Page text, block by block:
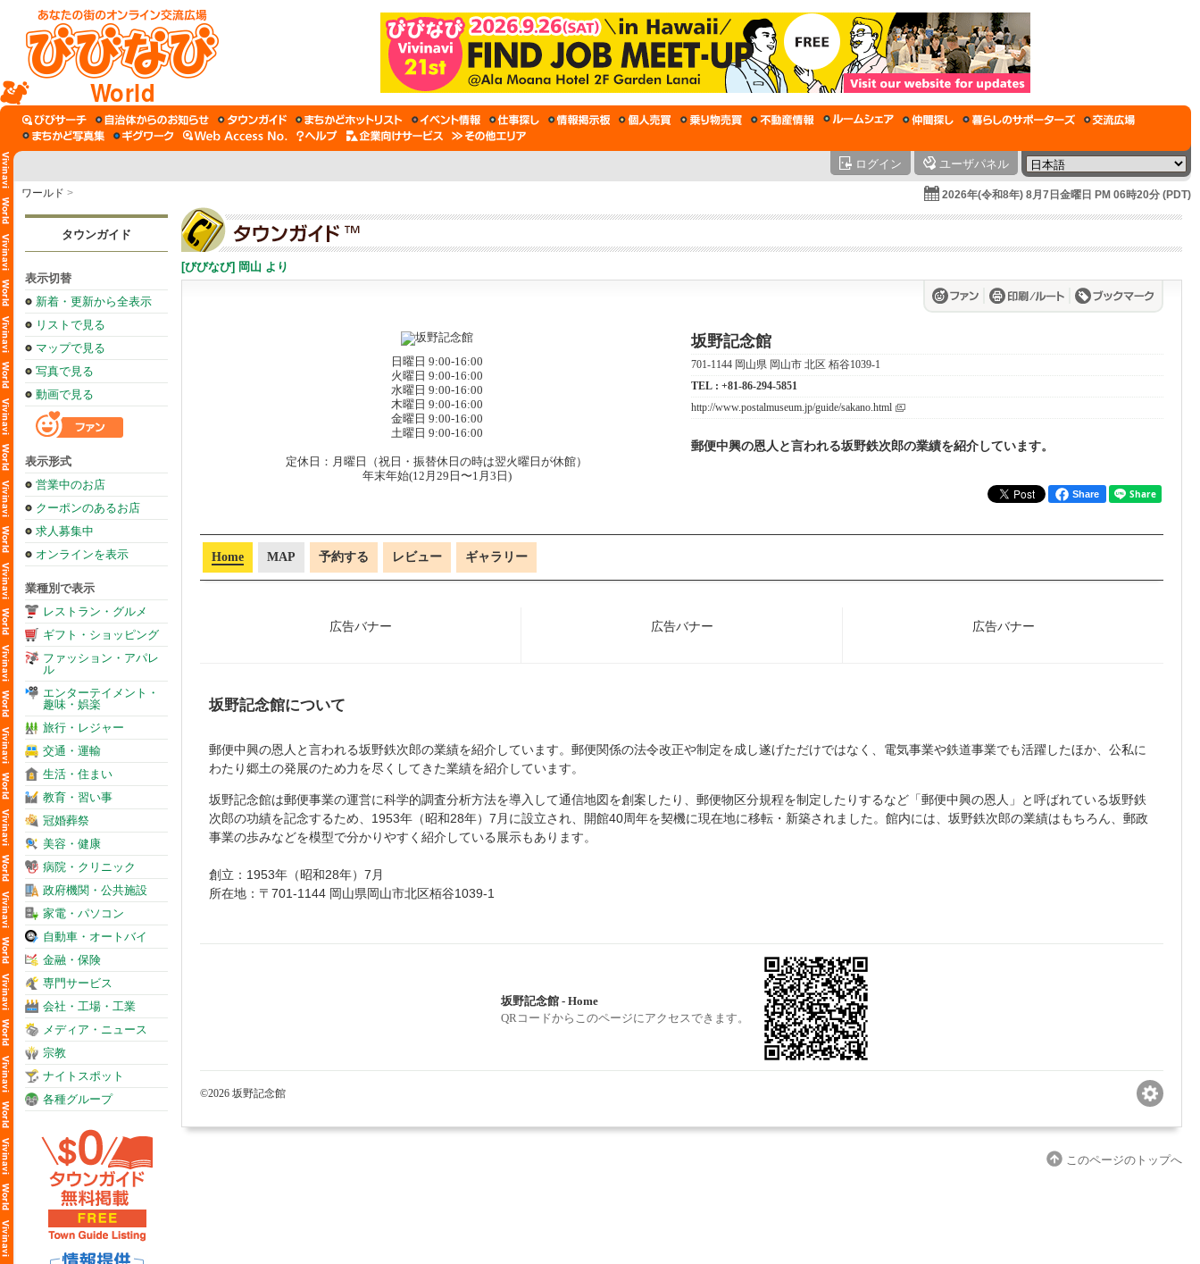
World
ログイン ユーザパネル
ワールド > 2026年(令和8年) 8月7日金曜日 PM 06時20分 (PDT)
タウンガイド
表示切替
新着・更新から全表示
リストで見る
マップで見る
写真で見る
動画で見る
表示形式
営業中のお店
クーポンのあるお店
求人募集中
オンラインを表示
業種別で表示
レストラン・グルメ
ギフト・ショッピング
ファッション・アパレ
ル
エンターテイメント・
趣味・娯楽
旅行・レジャー
交通・運輸
生活・住まい
教育・習い事
冠婚葬祭
美容・健康
病院・クリニック
政府機関・公共施設
家電・パソコン
自動車・オートバイ
金融・保険
専門サービス
会社・工場・工業
メディア・ニュース
宗教
ナイトスポット
各種グループ
[びびなび] 岡山 より
日曜日 9:00-16:00
火曜日 9:00-16:00
水曜日 9:00-16:00
木曜日 9:00-16:00
金曜日 9:00-16:00
土曜日 9:00-16:00
定休日：月曜日（祝日・振替休日の時は翌火曜日が休館）
年末年始(12月29日〜1月3日)
坂野記念館
701-1144 岡山県 岡山市 北区 栢谷1039-1
TEL : +81-86-294-5851
http://www.postalmuseum.jp/guide/sakano.html
郵便中興の恩人と言われる坂野鉄次郎の業績を紹介しています。
Share
Home MAP 予約する レビュー ギャラリー
坂野記念館について
郵便中興の恩人と言われる坂野鉄次郎の業績を紹介しています。郵便関係の法令改正や制定を成し遂げただけではなく、電気事業や鉄道事業でも活躍したほか、公私に
わたり郷土の発展のため力を尽くしてきた業績を紹介しています。
坂野記念館は郵便事業の運営に科学的調査分析方法を導入して通信地図を創案したり、郵便物区分規程を制定したりするなど「郵便中興の恩人」と呼ばれている坂野鉄
次郎の功績を記念するため、1953年（昭和28年）7月に設立され、開館40周年を契機に現在地に移転・新築されました。館内には、坂野鉄次郎の業績はもちろん、郵政
事業の歩みなどを模型で分かりやすく紹介している展示もあります。
創立：1953年（昭和28年）7月
所在地：〒701-1144 岡山県岡山市北区栢谷1039-1
坂野記念館 - Home
QRコードからこのページにアクセスできます。
©2026 坂野記念館
このページのトップへ